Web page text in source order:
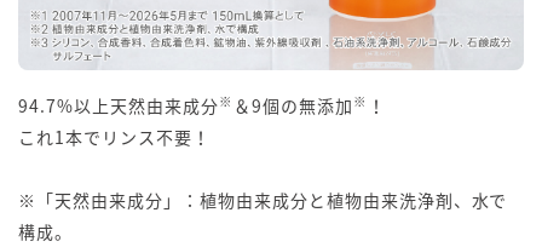
94.7%以上天然由来成分※ ＆9個の無添加 ※ ！
これ1本でリンス不要！
※「天然由来成分」：植物由来成分と植物由来洗浄剤、水で
構成。